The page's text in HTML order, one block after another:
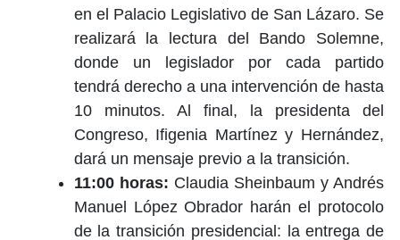
en el Palacio Legislativo de San Lázaro. Se
realizará la lectura del Bando Solemne,
donde un legislador por cada partido
tendrá derecho a una intervención de hasta
10 minutos. Al final, la presidenta del
Congreso, Ifigenia Martínez y Hernández,
dará un mensaje previo a la transición.
11:00 horas: Claudia Sheinbaum y Andrés
Manuel López Obrador harán el protocolo
de la transición presidencial: la entrega de